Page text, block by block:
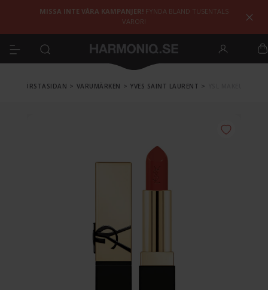
MISSA INTE VÅRA KAMPANJER! FYNDA BLAND TUSENTALS
VAROR!
FÖRSTASIDAN > VARUMÄRKEN > YVES SAINT LAURENT >